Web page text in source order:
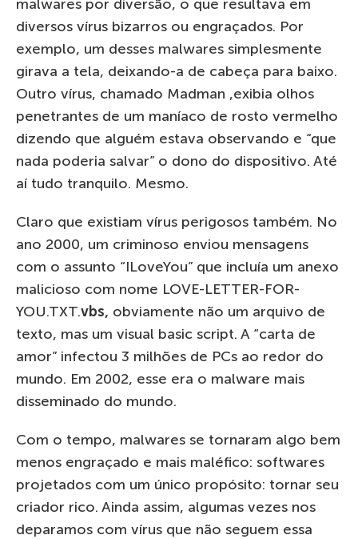
malwares por diversão, o que resultava em
diversos vírus bizarros ou engraçados. Por
exemplo, um desses malwares simplesmente
girava a tela, deixando-a de cabeça para baixo.
Outro vírus, chamado Madman ,exibia olhos
penetrantes de um maníaco de rosto vermelho
dizendo que alguém estava observando e “que
nada poderia salvar” o dono do dispositivo. Até
aí tudo tranquilo. Mesmo.
Claro que existiam vírus perigosos também. No
ano 2000, um criminoso enviou mensagens
com o assunto “ILoveYou” que incluía um anexo
malicioso com nome LOVE-LETTER-FOR-
YOU.TXT.vbs, obviamente não um arquivo de
texto, mas um visual basic script. A “carta de
amor” infectou 3 milhões de PCs ao redor do
mundo. Em 2002, esse era o malware mais
disseminado do mundo.
Com o tempo, malwares se tornaram algo bem
menos engraçado e mais maléfico: softwares
projetados com um único propósito: tornar seu
criador rico. Ainda assim, algumas vezes nos
deparamos com vírus que não seguem essa